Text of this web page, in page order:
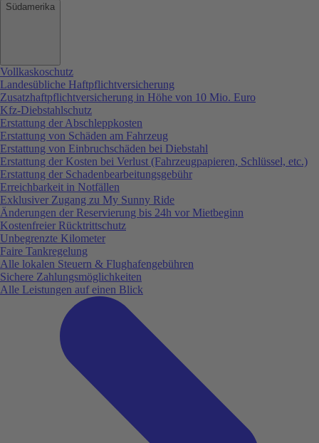
Südamerika
Vollkaskoschutz
Landesübliche Haftpflichtversicherung
Zusatzhaftpflichtversicherung in Höhe von 10 Mio. Euro
Kfz-Diebstahlschutz
Erstattung der Abschleppkosten
Erstattung von Schäden am Fahrzeug
Erstattung von Einbruchschäden bei Diebstahl
Erstattung der Kosten bei Verlust (Fahrzeugpapieren, Schlüssel, etc.)
Erstattung der Schadenbearbeitungsgebühr
Erreichbarkeit in Notfällen
Exklusiver Zugang zu My Sunny Ride
Änderungen der Reservierung bis 24h vor Mietbeginn
Kostenfreier Rücktrittschutz
Unbegrenzte Kilometer
Faire Tankregelung
Alle lokalen Steuern & Flughafengebühren
Sichere Zahlungsmöglichkeiten
Alle Leistungen auf einen Blick